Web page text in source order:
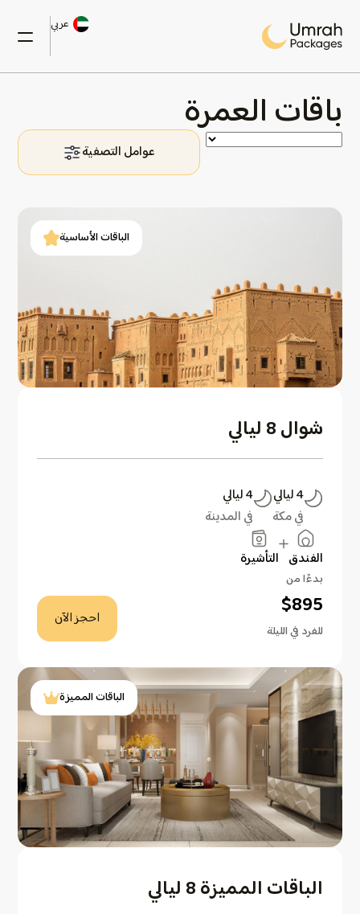
عربي
باقات العمرة
عوامل التصفية
الباقات الأساسية
شوال 8 ليالي
4ليالي
في مكة
4ليالي
في المدينة
الفندق التأشيرة
بدءًا من
$895
للفرد في الليلة
احجز الآن
الباقات المميزة
الباقات المميزة 8 ليالي